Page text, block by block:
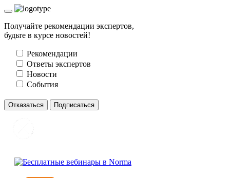
Получайте рекомендации экспертов,
будьте в курсе новостей!
Рекомендации
Ответы экспертов
Новости
События
Отказаться Подписаться